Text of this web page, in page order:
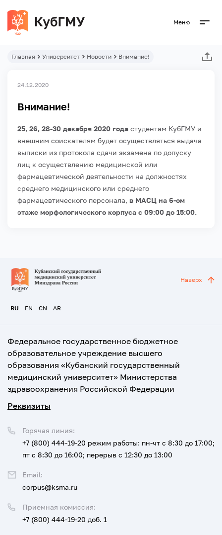
Меню
Главная Университет Новости Внимание!
24.12.2020
Внимание!
25, 26, 28-30 декабря 2020 года студентам КубГМУ и
внешним соискателям будет осуществляться выдача
выписки из протокола сдачи экзамена по допуску
лиц к осуществлению медицинской или
фармацевтической деятельности на должностях
среднего медицинского или среднего
фармацевтического персонала, в МАСЦ на 6-ом
этаже морфологического корпуса с 09:00 до 15:00.
RU EN CN AR
Наверх
Федеральное государственное бюджетное
образовательное учреждение высшего
образования «Кубанский государственный
медицинский университет» Министерства
здравоохранения Российской Федерации
Реквизиты
Приемная комиссия:
+7 (800) 444-19-20 доб. 1
Горячая линия:
+7 (800) 444-19-20 режим работы: пн-чт с 8:30 до 17:00;
пт с 8:30 до 16:00; перерыв с 12:30 до 13:00
Email:
corpus@ksma.ru